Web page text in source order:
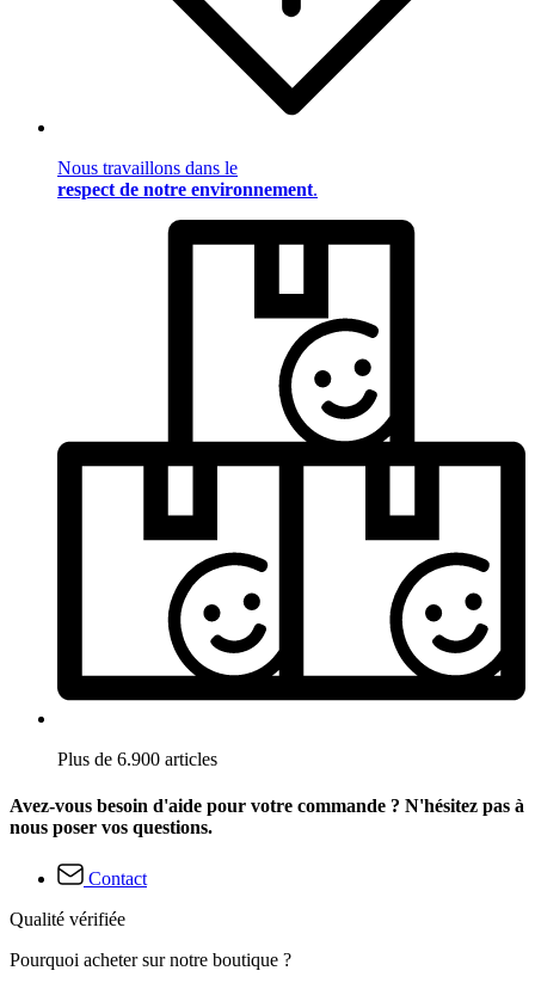
Nous travaillons dans le
respect de notre environnement.
Plus de 6.900 articles
Avez-vous besoin d'aide pour votre commande ? N'hésitez pas à
nous poser vos questions.
Contact
Qualité vérifiée
Pourquoi acheter sur notre boutique ?